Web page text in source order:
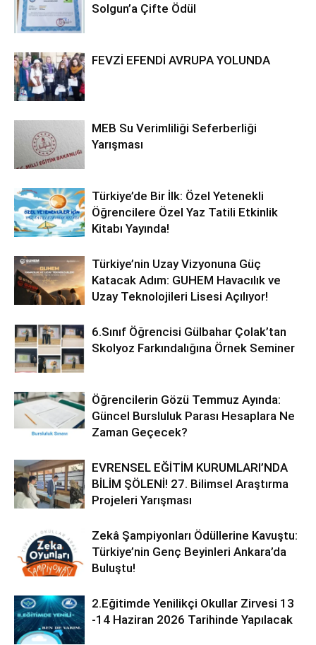
Solgun’a Çifte Ödül
FEVZİ EFENDİ AVRUPA YOLUNDA
MEB Su Verimliliği Seferberliği
Yarışması
Türkiye’de Bir İlk: Özel Yetenekli
Öğrencilere Özel Yaz Tatili Etkinlik
Kitabı Yayında!
Türkiye’nin Uzay Vizyonuna Güç
Katacak Adım: GUHEM Havacılık ve
Uzay Teknolojileri Lisesi Açılıyor!
6.Sınıf Öğrencisi Gülbahar Çolak’tan
Skolyoz Farkındalığına Örnek Seminer
Öğrencilerin Gözü Temmuz Ayında:
Güncel Bursluluk Parası Hesaplara Ne
Zaman Geçecek?
EVRENSEL EĞİTİM KURUMLARI’NDA
BİLİM ŞÖLENİ! 27. Bilimsel Araştırma
Projeleri Yarışması
Zekâ Şampiyonları Ödüllerine Kavuştu:
Türkiye’nin Genç Beyinleri Ankara’da
Buluştu!
2.Eğitimde Yenilikçi Okullar Zirvesi 13
-14 Haziran 2026 Tarihinde Yapılacak